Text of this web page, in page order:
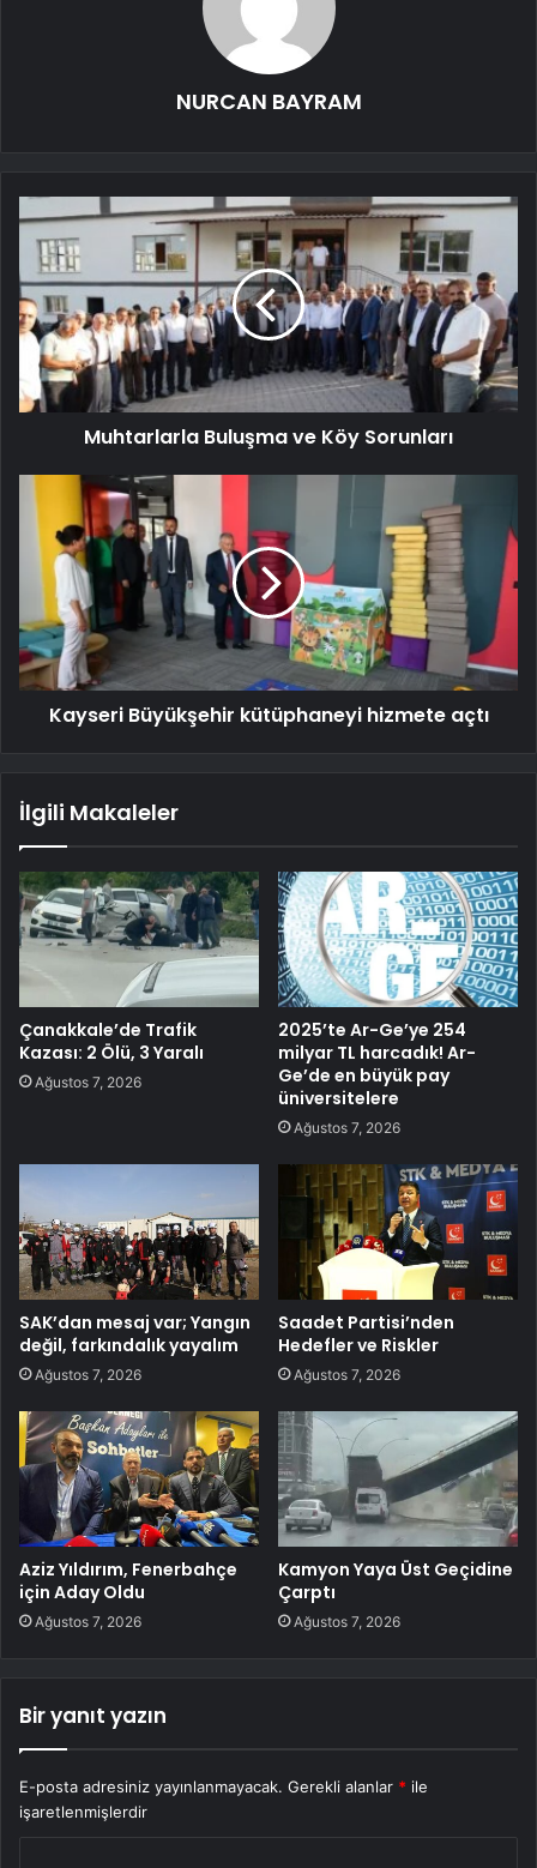
NURCAN BAYRAM
Muhtarlarla Buluşma ve Köy Sorunları
Kayseri Büyükşehir kütüphaneyi hizmete açtı
İlgili Makaleler
Çanakkale’de Trafik
Kazası: 2 Ölü, 3 Yaralı
Ağustos 7, 2026
2025’te Ar-Ge’ye 254
milyar TL harcadık! Ar-
Ge’de en büyük pay
üniversitelere
Ağustos 7, 2026
SAK’dan mesaj var; Yangın
değil, farkındalık yayalım
Ağustos 7, 2026
Saadet Partisi’nden
Hedefler ve Riskler
Ağustos 7, 2026
Aziz Yıldırım, Fenerbahçe
için Aday Oldu
Ağustos 7, 2026
Kamyon Yaya Üst Geçidine
Çarptı
Ağustos 7, 2026
Bir yanıt yazın
E-posta adresiniz yayınlanmayacak. Gerekli alanlar * ile
işaretlenmişlerdir